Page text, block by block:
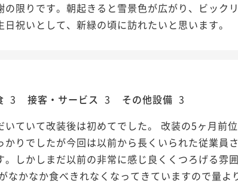
限りです。朝起きると雪景色が広がり、ビック
祝いとして、新緑の頃に訪れたいと思います。
3 接客・サービス 3 その他設備 3
ていて改装後は初めてでした。 改装の5ヶ月前
りでしたが今回は以前から長くいられた従業員
しかしまだ以前の非常に感じ良くくつろげる雰
なかなか食べきれなくなってきていますので量よ